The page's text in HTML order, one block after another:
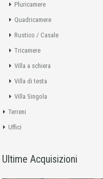
Pluricamere
Quadricamere
Rustico / Casale
Tricamere
Villa a schiera
Villa di testa
Villa Singola
Terreni
Uffici
Ultime Acquisizioni